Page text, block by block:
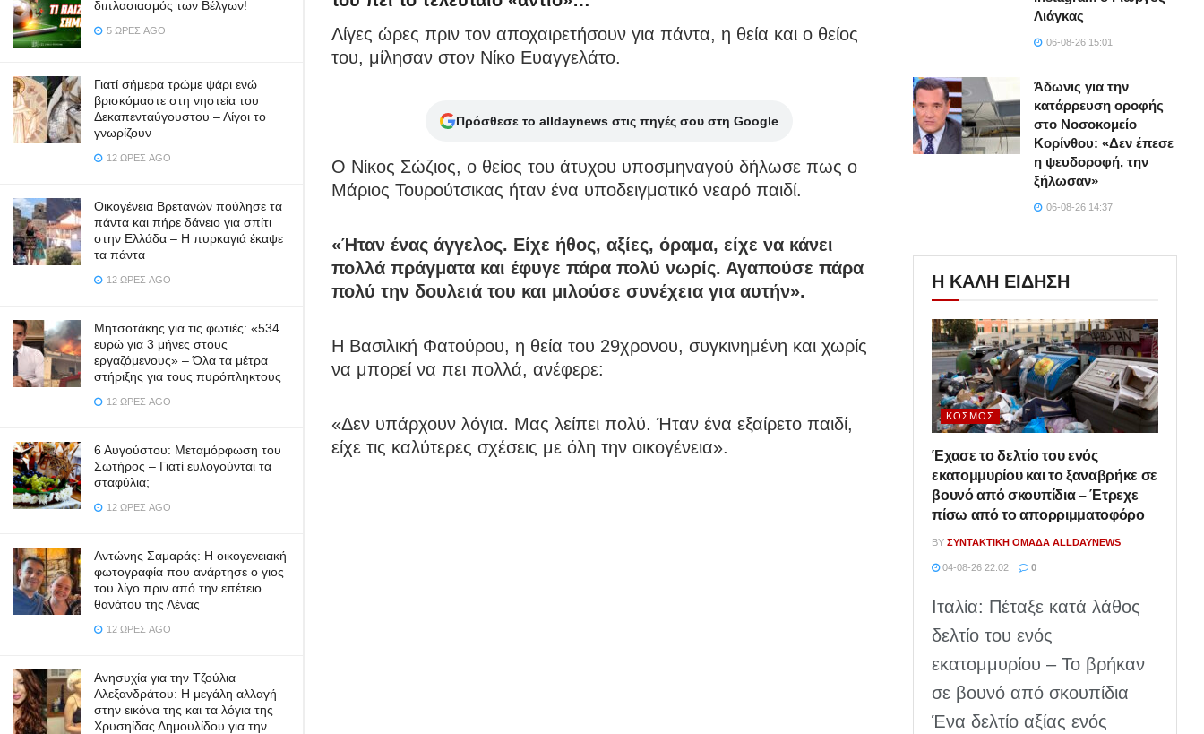
διπλασιασμός των Βέλγων!
5 ΏΡΕΣ AGO
Γιατί σήμερα τρώμε ψάρι ενώ
βρισκόμαστε στη νηστεία του
Δεκαπενταύγουστου – Λίγοι το
γνωρίζουν
12 ΏΡΕΣ AGO
Οικογένεια Βρετανών πούλησε τα
πάντα και πήρε δάνειο για σπίτι
στην Ελλάδα – Η πυρκαγιά έκαψε
τα πάντα
12 ΏΡΕΣ AGO
Μητσοτάκης για τις φωτιές: «534
ευρώ για 3 μήνες στους
εργαζόμενους» – Όλα τα μέτρα
στήριξης για τους πυρόπληκτους
12 ΏΡΕΣ AGO
6 Αυγούστου: Μεταμόρφωση του
Σωτήρος – Γιατί ευλογούνται τα
σταφύλια;
12 ΏΡΕΣ AGO
Αντώνης Σαμαράς: Η οικογενειακή
φωτογραφία που ανάρτησε ο γιος
του λίγο πριν από την επέτειο
θανάτου της Λένας
12 ΏΡΕΣ AGO
Ανησυχία για την Τζούλια
Αλεξανδράτου: Η μεγάλη αλλαγή
στην εικόνα της και τα λόγια της
Χρυσηίδας Δημουλίδου για την
Λίγες ώρες πριν τον αποχαιρετήσουν για πάντα, η θεία και ο θείος
του, μίλησαν στον Νίκο Ευαγγελάτο.
Πρόσθεσε το alldaynews στις πηγές σου στη Google
Ο Νίκος Σώζιος, ο θείος του άτυχου υποσμηναγού δήλωσε πως ο
Μάριος Τουρούτσικας ήταν ένα υποδειγματικό νεαρό παιδί.
«Ήταν ένας άγγελος. Είχε ήθος, αξίες, όραμα, είχε να κάνει
πολλά πράγματα και έφυγε πάρα πολύ νωρίς. Αγαπούσε πάρα
πολύ την δουλειά του και μιλούσε συνέχεια για αυτήν».
Η Βασιλική Φατούρου, η θεία του 29χρονου, συγκινημένη και χωρίς
να μπορεί να πει πολλά, ανέφερε:
«Δεν υπάρχουν λόγια. Μας λείπει πολύ. Ήταν ένα εξαίρετο παιδί,
είχε τις καλύτερες σχέσεις με όλη την οικογένεια».
Λιάγκας
06-08-26 15:01
Άδωνις για την
κατάρρευση οροφής
στο Νοσοκομείο
Κορίνθου: «Δεν έπεσε
η ψευδοροφή, την
ξήλωσαν»
06-08-26 14:37
Η ΚΑΛΗ ΕΙΔΗΣΗ
ΚΌΣΜΟΣ
Έχασε το δελτίο του ενός
εκατομμυρίου και το ξαναβρήκε σε
βουνό από σκουπίδια – Έτρεχε
πίσω από το απορριμματοφόρο
BY ΣΥΝΤΑΚΤΙΚΉ ΟΜΆΔΑ ALLDAYNEWS
04-08-26 22:02 0
Ιταλία: Πέταξε κατά λάθος
δελτίο του ενός
εκατομμυρίου – Το βρήκαν
σε βουνό από σκουπίδια
Ένα δελτίο αξίας ενός